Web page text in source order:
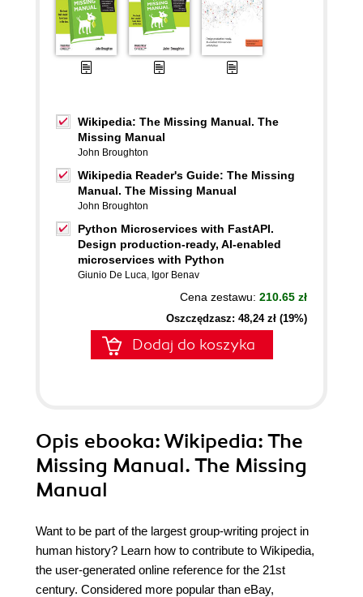
Wikipedia: The Missing Manual. The
Missing Manual
John Broughton
Wikipedia Reader's Guide: The Missing
Manual. The Missing Manual
John Broughton
Python Microservices with FastAPI.
Design production-ready, AI-enabled
microservices with Python
Giunio De Luca, Igor Benav
Cena zestawu: 210.65 zł
Oszczędzasz: 48,24 zł (19%)
Dodaj do koszyka
Opis ebooka: Wikipedia: The
Missing Manual. The Missing
Manual
Want to be part of the largest group-writing project in
human history? Learn how to contribute to Wikipedia,
the user-generated online reference for the 21st
century. Considered more popular than eBay,